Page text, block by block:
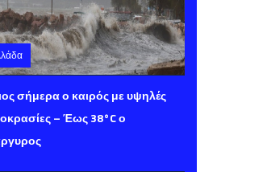
Πέμπτη 06 Αυγούστου 2026 11:52
σήμερα ο καιρός με υψηλές
– Έως 38°C ο